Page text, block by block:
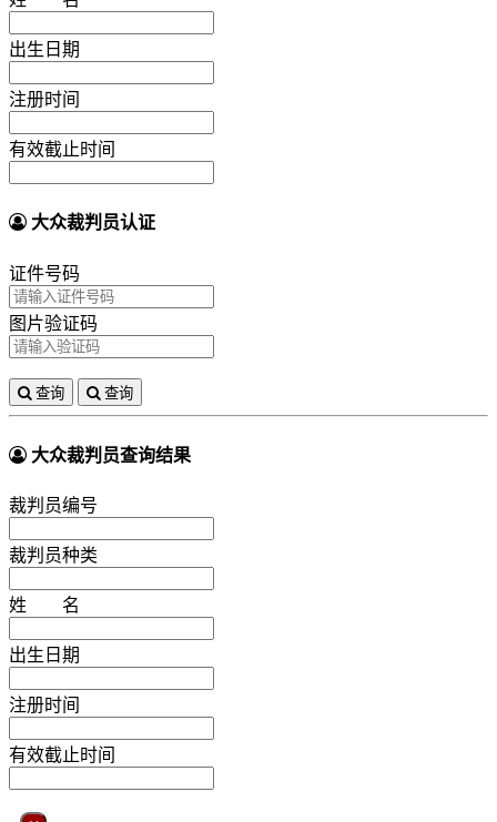
出生日期
注册时间
有效截止时间
大众裁判员认证
证件号码
图片验证码
查询 查询
大众裁判员查询结果
裁判员编号
裁判员种类
姓 名
出生日期
注册时间
有效截止时间